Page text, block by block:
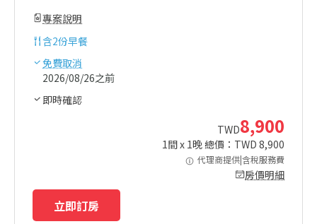
專案說明
含2份早餐
免費取消
2026/08/26之前
即時確認
TWD8,900
1間 x 1晚 總價：TWD 8,900
代理商提供|含稅服務費
房價明細
立即訂房